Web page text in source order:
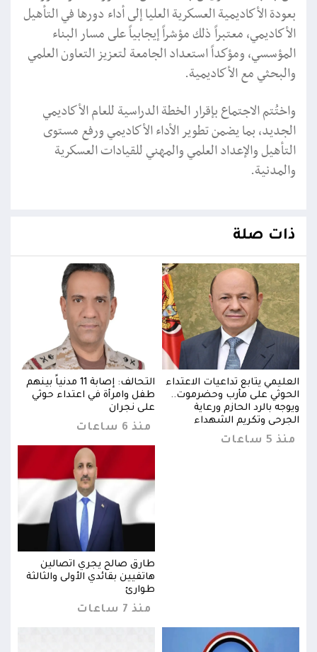
بعودة الأكاديمية العسكرية العليا إلى أداء دورها في التأهيل
الأكاديمي، معتبراً ذلك مؤشراً إيجابياً على مسار البناء
المؤسسي، ومؤكداً استعداد الجامعة لتعزيز التعاون العلمي
والبحثي مع الأكاديمية.
واختُتم الاجتماع بإقرار الخطة الدراسية للعام الأكاديمي
الجديد، بما يضمن تطوير الأداء الأكاديمي ورفع مستوى
التأهيل والإعداد العلمي والمهني للقيادات العسكرية
والمدنية.
ذات صلة
العليمي يتابع تداعيات الاعتداء
الحوثي على مأرب وحضرموت..
ويوجه بالرد الحازم ورعاية
الجرحى وتكريم الشهداء
منذ 5 ساعات
التحالف: إصابة 11 مدنياً بينهم
طفل وامرأة في اعتداء حوثي
على نجران
منذ 6 ساعات
طارق صالح يجري اتصالين
هاتفيين بقائدي الأولى والثالثة
طوارئ
منذ 7 ساعات